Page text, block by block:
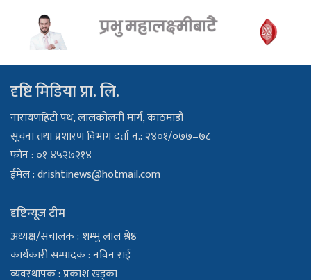
दृष्टि मिडिया प्रा. लि.
नारायणहिटी पथ, लालकोलनी मार्ग, काठमाडौं
सूचना तथा प्रशारण विभाग दर्ता नं.: २४०१/०७७–७८
फोन : ०१ ४५२७२१४
ईमेल :drishtinews@hotmail.com
दृष्टिन्यूज टीम
अध्यक्ष/संचालक : शम्भु लाल श्रेष्ठ
कार्यकारी सम्पादक : नविन राई
व्यवस्थापक : प्रकाश खड्का